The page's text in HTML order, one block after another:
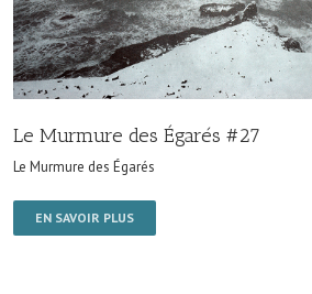
Le Murmure des Égarés #27
Le Murmure des Égarés
EN SAVOIR PLUS